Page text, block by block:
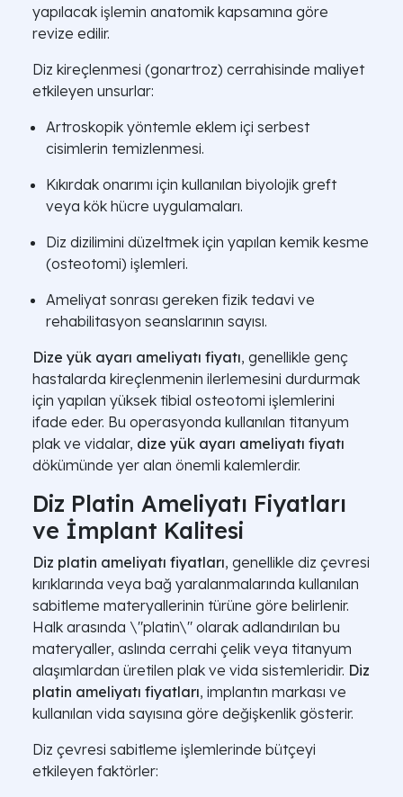
yapılacak işlemin anatomik kapsamına göre
revize edilir.
Diz kireçlenmesi (gonartroz) cerrahisinde maliyet
etkileyen unsurlar:
Artroskopik yöntemle eklem içi serbest
cisimlerin temizlenmesi.
Kıkırdak onarımı için kullanılan biyolojik greft
veya kök hücre uygulamaları.
Diz dizilimini düzeltmek için yapılan kemik kesme
(osteotomi) işlemleri.
Ameliyat sonrası gereken fizik tedavi ve
rehabilitasyon seanslarının sayısı.
Dize yük ayarı ameliyatı fiyatı, genellikle genç
hastalarda kireçlenmenin ilerlemesini durdurmak
için yapılan yüksek tibial osteotomi işlemlerini
ifade eder. Bu operasyonda kullanılan titanyum
plak ve vidalar, dize yük ayarı ameliyatı fiyatı
dökümünde yer alan önemli kalemlerdir.
Diz Platin Ameliyatı Fiyatları
ve İmplant Kalitesi
Diz platin ameliyatı fiyatları, genellikle diz çevresi
kırıklarında veya bağ yaralanmalarında kullanılan
sabitleme materyallerinin türüne göre belirlenir.
Halk arasında \"platin\" olarak adlandırılan bu
materyaller, aslında cerrahi çelik veya titanyum
alaşımlardan üretilen plak ve vida sistemleridir. Diz
platin ameliyatı fiyatları, implantın markası ve
kullanılan vida sayısına göre değişkenlik gösterir.
Diz çevresi sabitleme işlemlerinde bütçeyi
etkileyen faktörler: